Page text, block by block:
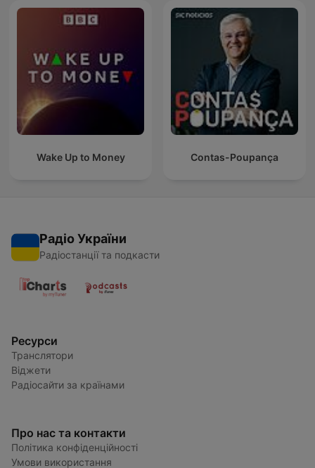
Wake Up to Money Contas-Poupança
Радіо України
Радіостанції та подкасти
Ресурси
Транслятори
Віджети
Радіосайти за країнами
Про нас та контакти
Політика конфіденційності
Умови використання